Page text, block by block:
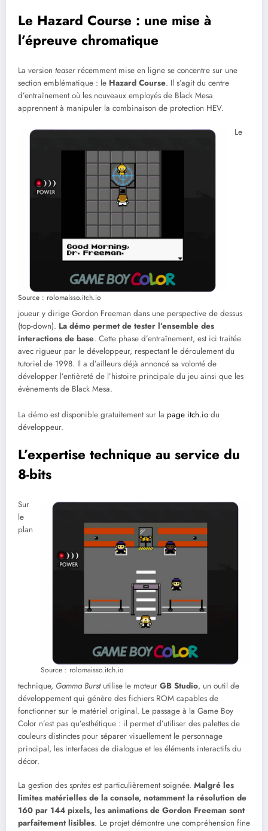
Le Hazard Course : une mise à
l’épreuve chromatique
La version teaser récemment mise en ligne se concentre sur une
section emblématique : le Hazard Course. Il s’agit du centre
d’entraînement où les nouveaux employés de Black Mesa
apprennent à manipuler la combinaison de protection HEV.
Source : rolomaisso.itch.io
Le
joueur y dirige Gordon Freeman dans une perspective de dessus
(top-down). La démo permet de tester l’ensemble des
interactions de base. Cette phase d’entraînement, est ici traitée
avec rigueur par le développeur, respectant le déroulement du
tutoriel de 1998. Il a d’ailleurs déjà annoncé sa volonté de
développer l’entièreté de l’histoire principale du jeu ainsi que les
évènements de Black Mesa.
La démo est disponible gratuitement sur la page itch.io du
développeur.
L’expertise technique au service du
8-bits
Source : rolomaisso.itch.io
Sur
le
plan
technique, Gamma Burstutilise le moteur GB Studio, un outil de
développement qui génère des fichiers ROM capables de
fonctionner sur le matériel original. Le passage à la Game Boy
Color n’est pas qu’esthétique : il permet d’utiliser des palettes de
couleurs distinctes pour séparer visuellement le personnage
principal, les interfaces de dialogue et les éléments interactifs du
décor.
La gestion des sprites est particulièrement soignée. Malgré les
limites matérielles de la console, notamment la résolution de
160 par 144 pixels, les animations de Gordon Freeman sont
parfaitement lisibles. Le projet démontre une compréhension fine